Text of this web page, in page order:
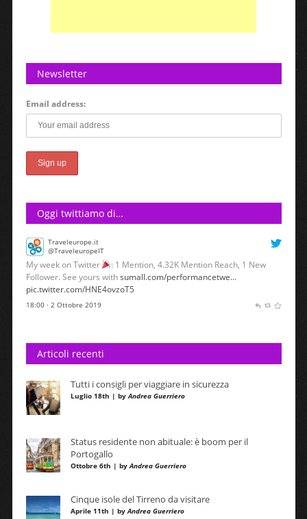
Newsletter
Email address:
Oggi twittiamo di…
Traveleurope.it
@TraveleuropeIT
My week on Twitter
: 1 Mention, 4.32K Mention Reach, 1 New
Follower. See yours withsumall.com/performancetwe…
pic.twitter.com/HNE4ovzoT5
18:00 · 2 Ottobre 2019
Articoli recenti
Tutti i consigli per viaggiare in sicurezza
Luglio 18th | byAndrea Guerriero
Status residente non abituale: è boom per il
Portogallo
Ottobre 6th | byAndrea Guerriero
Cinque isole del Tirreno da visitare
Aprile 11th | byAndrea Guerriero